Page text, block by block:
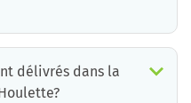
délivrés dans la